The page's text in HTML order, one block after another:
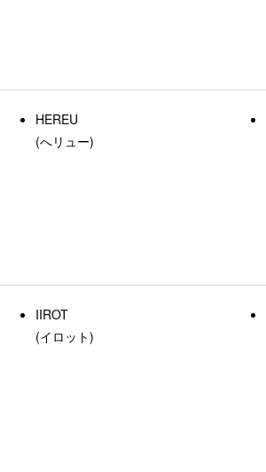
HEREU
(へリュー)
IIROT
(イロット)